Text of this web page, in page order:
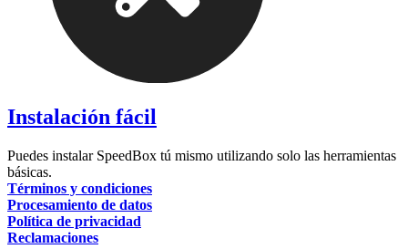
Instalación fácil
Puedes instalar SpeedBox tú mismo utilizando solo las herramientas
básicas.
Términos y condiciones
Procesamiento de datos
Política de privacidad
Reclamaciones